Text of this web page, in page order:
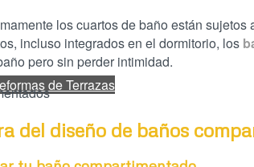
de Terrazas
los cuartos de baño están
incluso integrados en el dormitorio, los
pero sin perder intimidad.
del diseño de baños